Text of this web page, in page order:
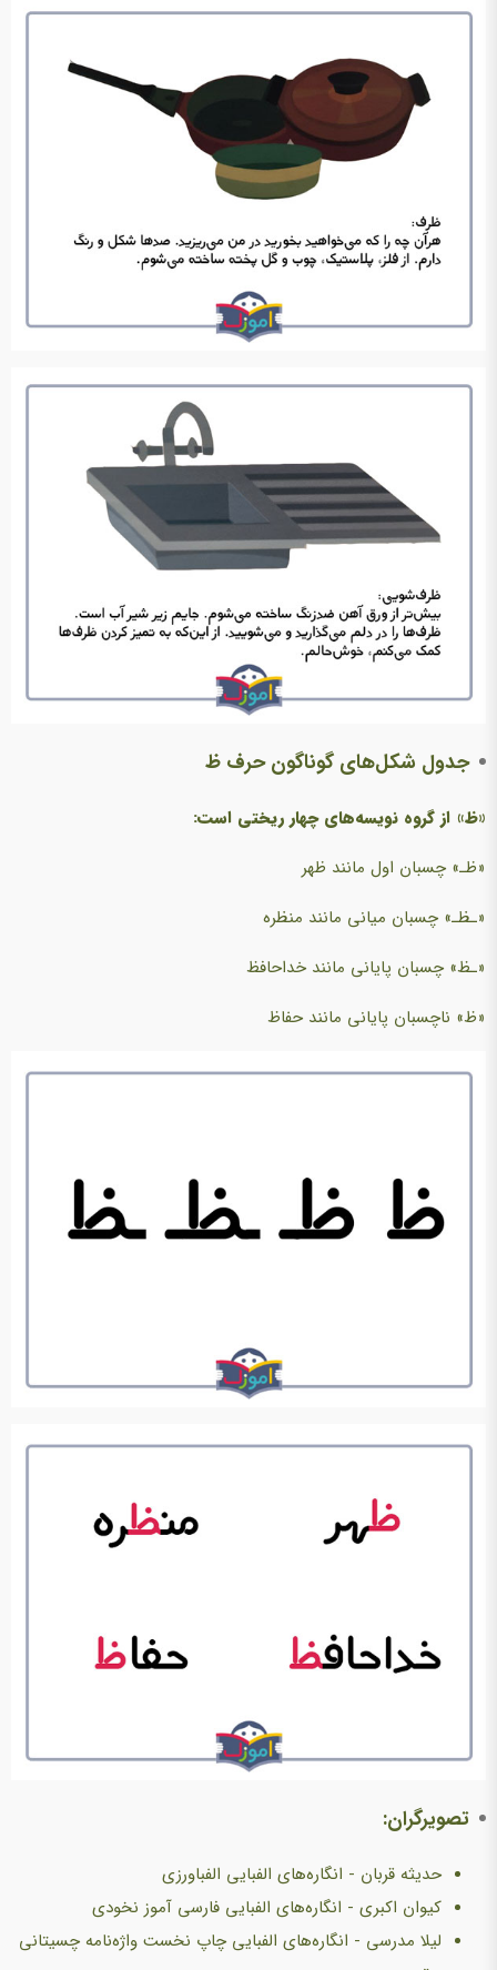
جدول شکل‌های گوناگون حرف ظ
«ظ» از گروه نویسه‌های چهار ریختی است:
«ظـ» چسبان اول مانند ظهر
«ـظـ» چسبان میانی مانند منظره
«ـظ» چسبان پایانی مانند خداحافظ
«ظ» ناچسبان پایانی مانند حفاظ
تصویرگران:
حدیثه قربان - انگاره‌های الفبایی الفباورزی
کیوان اکبری - انگاره‌های الفبایی فارسی آموز نخودی
لیلا مدرسی - انگاره‌های الفبایی چاپ نخست واژه‌نامه چسیتانی